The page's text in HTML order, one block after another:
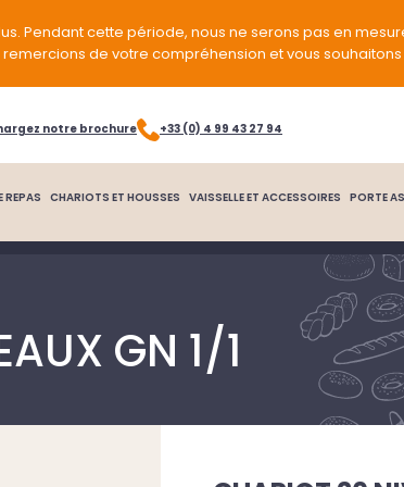
Pendant cette période, nous ne serons pas en
de votre compréhension et vous
notre brochure +33 (0) 4 99 43 27 94
REPAS CHARIOTS ET HOUSSES VAISSELLE ET ACCESSOIRES PORTE
GN 1/1